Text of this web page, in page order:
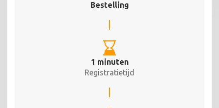
Bestelling
1 minuten
Registratietijd